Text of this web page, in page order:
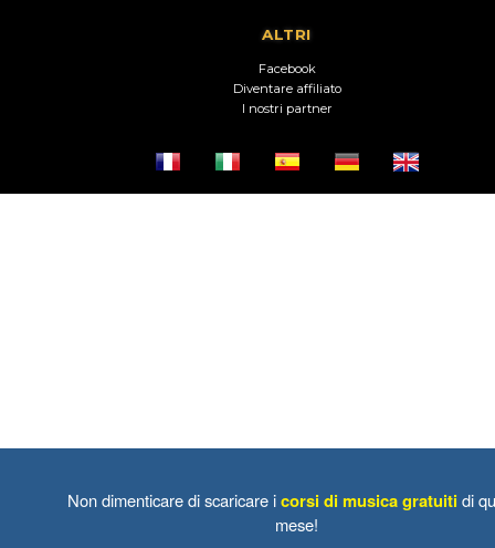
ALTRI
Facebook
Diventare affiliato
I nostri partner
Non dimenticare di scaricare icorsi di musica gratuiti di
mese!